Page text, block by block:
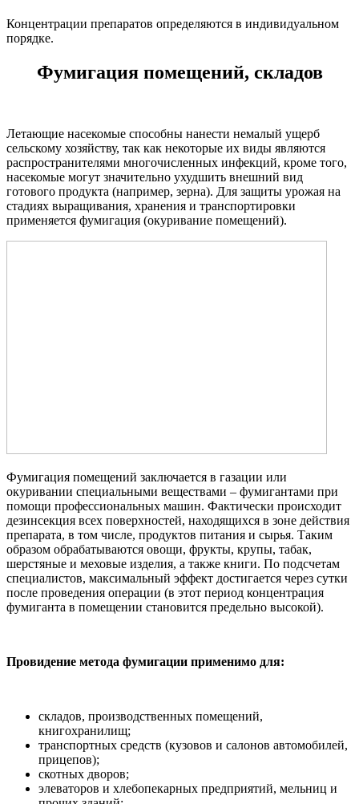
Концентрации препаратов определяются в индивидуальном
порядке.
Фумигация помещений, складов
Летающие насекомые способны нанести немалый ущерб
сельскому хозяйству, так как некоторые их виды являются
распространителями многочисленных инфекций, кроме того,
насекомые могут значительно ухудшить внешний вид
готового продукта (например, зерна). Для защиты урожая на
стадиях выращивания, хранения и транспортировки
применяется фумигация (окуривание помещений).
Фумигация помещений заключается в газации или
окуривании специальными веществами – фумигантами при
помощи профессиональных машин. Фактически происходит
дезинсекция всех поверхностей, находящихся в зоне действия
препарата, в том числе, продуктов питания и сырья. Таким
образом обрабатываются овощи, фрукты, крупы, табак,
шерстяные и меховые изделия, а также книги. По подсчетам
специалистов, максимальный эффект достигается через сутки
после проведения операции (в этот период концентрация
фумиганта в помещении становится предельно высокой).
Провидение метода фумигации применимо для:
складов, производственных помещений,
книгохранилищ;
транспортных средств (кузовов и салонов автомобилей,
прицепов);
скотных дворов;
элеваторов и хлебопекарных предприятий, мельниц и